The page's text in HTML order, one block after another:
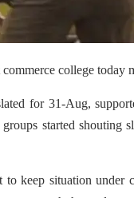
college
for 31-Aug,
started shouting
to keep situation